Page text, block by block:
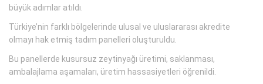
büyük adımlar atıldı.
Türkiye’nin farklı bölgelerinde ulusal ve uluslararası akredite
olmayı hak etmiş tadım panelleri oluşturuldu.
Bu panellerde kusursuz zeytinyağı üretimi, saklanması,
ambalajlama aşamaları, üretim hassasiyetleri öğrenildi.